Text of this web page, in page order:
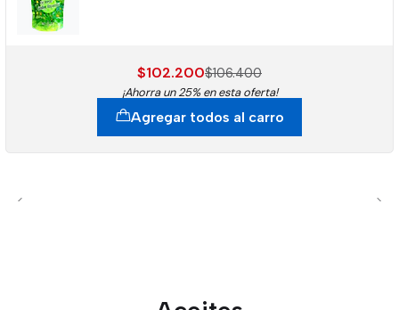
$102.200$106.400
¡Ahorra un 25% en esta oferta!
Agregar todos al carro